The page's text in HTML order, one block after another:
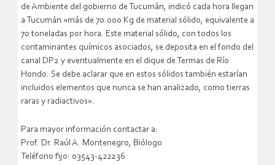
de Ambiente del gobierno de Tucumán, indicó cada hora llegan
a Tucumán «más de 70.000 Kg de material sólido, equivalente a
70 toneladas por hora. Este material sólido, con todos los
contaminantes químicos asociados, se deposita en el fondo del
canal DP2 y eventualmente en el dique de Termas de Río
Hondo. Se debe aclarar que en estos sólidos también estarían
incluidos elementos que nunca se han analizado, como tierras
raras y radiactivos».
Para mayor información contactar a:
Prof. Dr. Raúl A. Montenegro, Biólogo
Teléfono fijo: 03543-422236